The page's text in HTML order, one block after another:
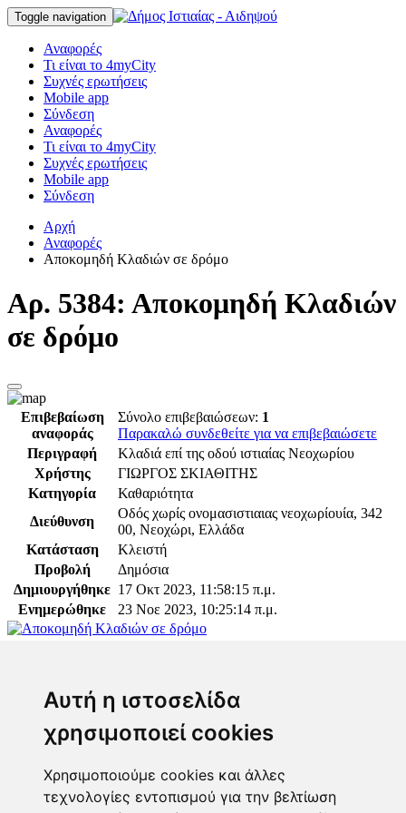
Αυτή η ιστοσελίδα
χρησιμοποιεί cookies
Χρησιμοποιούμε cookies και άλλες
τεχνολογίες εντοπισμού για την βελτίωση
Toggle navigation
Αναφορές
Τι είναι το 4myCity
Συχνές ερωτήσεις
Mobile app
Σύνδεση
Αναφορές
Τι είναι το 4myCity
Συχνές ερωτήσεις
Mobile app
Σύνδεση
Αρχή
Αναφορές
Αποκομηδή Κλαδιών σε δρόμο
Αρ. 5384: Αποκομηδή Κλαδιών
σε δρόμο
Επιβεβαίωση
αναφοράς
Σύνολο επιβεβαιώσεων: 1
Παρακαλώ συνδεθείτε για να επιβεβαιώσετε
Περιγραφή
Κλαδιά επί της οδού ιστιαίας Νεοχωρίου
Χρήστης
ΓΙΩΡΓΟΣ ΣΚΙΑΘΙΤΗΣ
Κατηγορία
Καθαριότητα
Διεύθυνση
Οδός χωρίς ονομασιστιαιας νεοχωρίουία, 342
00, Νεοχώρι, Ελλάδα
Κατάσταση
Κλειστή
Προβολή
Δημόσια
Δημιουργήθηκε 17 Οκτ 2023, 11:58:15 π.μ.
Ενημερώθηκε
23 Νοε 2023, 10:25:14 π.μ.
Επόπτης